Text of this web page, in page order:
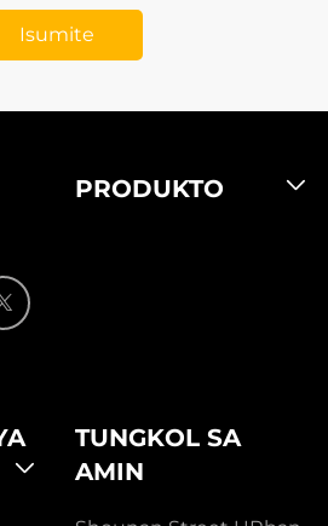
Isumite
PRODUKTO
TUNGKOL SA
AMIN